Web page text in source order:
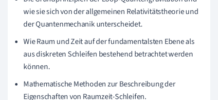
wie sie sich von der allgemeinen Relativitätstheorie und
der Quantenmechanik unterscheidet.
Wie Raum und Zeit auf der fundamentalsten Ebene als
aus diskreten Schleifen bestehend betrachtet werden
können.
Mathematische Methoden zur Beschreibung der
Eigenschaften von Raumzeit-Schleifen.